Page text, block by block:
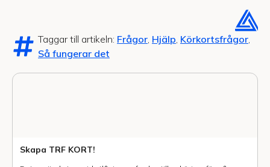
Taggar till artikeln: Frågor, Hjälp, Körkortsfrågor,
Så fungerar det
Skapa TRF KORT!